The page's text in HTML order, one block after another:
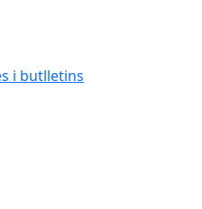
i butlletins